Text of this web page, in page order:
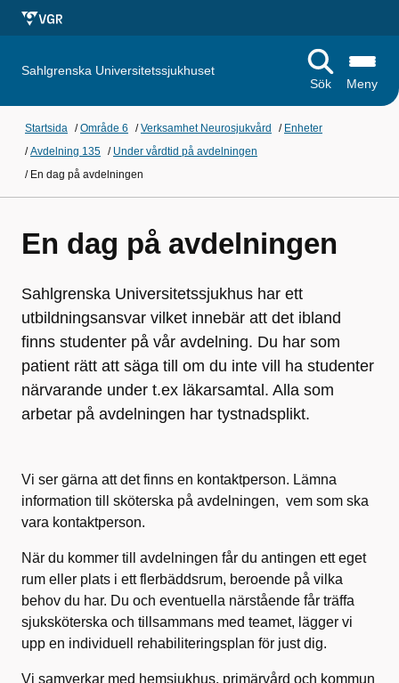
Sahlgrenska Universitetssjukhuset
Sök
Meny
Startsida /Område 6 /Verksamhet Neurosjukvård / Enheter
/Avdelning 135 / Under vårdtid på avdelningen
/ En dag på avdelningen
En dag på avdelningen
Sahlgrenska Universitetssjukhus har ett
utbildningsansvar vilket innebär att det ibland
finns studenter på vår avdelning. Du har som
patient rätt att säga till om du inte vill ha studenter
närvarande under t.ex läkarsamtal. Alla som
arbetar på avdelningen har tystnadsplikt.
Vi ser gärna att det finns en kontaktperson. Lämna
information till sköterska på avdelningen, vem som ska
vara kontaktperson.
När du kommer till avdelningen får du antingen ett eget
rum eller plats i ett flerbäddsrum, beroende på vilka
behov du har. Du och eventuella närstående får träffa
sjuksköterska och tillsammans med teamet, lägger vi
upp en individuell rehabiliteringsplan för just dig.
Vi samverkar med hemsjukhus, primärvård och kommun